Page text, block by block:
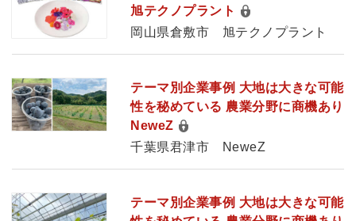
旭テクノプラント
岡山県倉敷市 旭テクノプラント
テーマ別企業事例 大地は大きな可能
性を秘めている 農業分野に商機あり
NeweZ
千葉県君津市 NeweZ
テーマ別企業事例 大地は大きな可能